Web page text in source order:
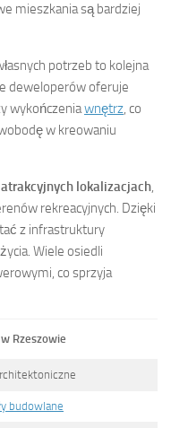
mieszkania są bardziej
potrzeb to kolejna
deweloperów oferuje
wykończeniawnętrz, co
w kreowaniu
atrakcyjnych lokalizacjach,
rekreacyjnych. Dzięki
z infrastruktury
Wiele osiedli
co sprzyja
Rzeszowie
budowlane